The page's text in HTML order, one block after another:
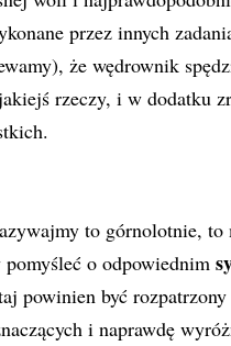
przez innych
że wędrownik
rzeczy, i w dodatku
to górnolotnie, to
o odpowiednim
powinien być
i naprawdę